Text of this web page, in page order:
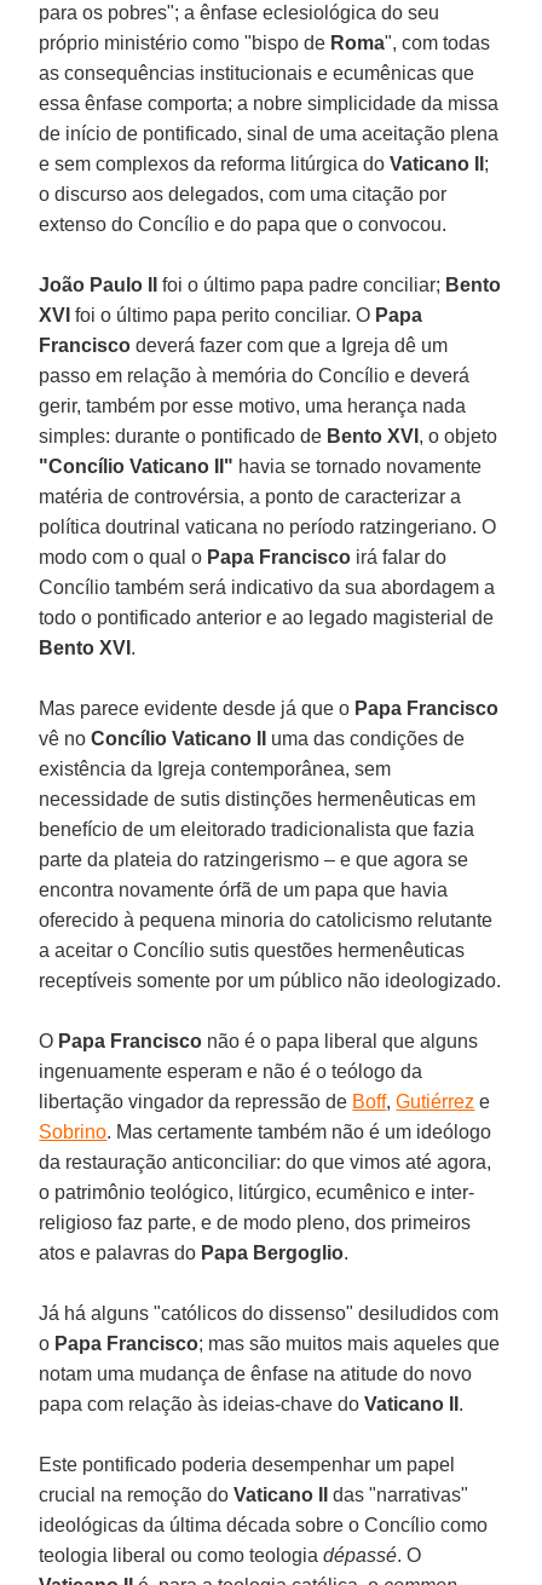
para os pobres"; a ênfase eclesiológica do seu
próprio ministério como "bispo de Roma", com todas
as consequências institucionais e ecumênicas que
essa ênfase comporta; a nobre simplicidade da missa
de início de pontificado, sinal de uma aceitação plena
e sem complexos da reforma litúrgica doVaticano II ;
o discurso aos delegados, com uma citação por
extenso do Concílio e do papa que o convocou.
João Paulo IIfoi o último papa padre conciliar; Bento
XVIfoi o último papa perito conciliar. O Papa
Franciscodeverá fazer com que a Igreja dê um
passo em relação à memória do Concílio e deverá
gerir, também por esse motivo, uma herança nada
simples: durante o pontificado de Bento XVI , o objeto
"Concílio Vaticano II" havia se tornado novamente
matéria de controvérsia, a ponto de caracterizar a
política doutrinal vaticana no período ratzingeriano. O
modo com o qual o Papa Francisco irá falar do
Concílio também será indicativo da sua abordagem a
todo o pontificado anterior e ao legado magisterial de
Bento XVI .
Mas parece evidente desde já que o Papa Francisco
vê noConcílio Vaticano II uma das condições de
existência da Igreja contemporânea, sem
necessidade de sutis distinções hermenêuticas em
benefício de um eleitorado tradicionalista que fazia
parte da plateia do ratzingerismo – e que agora se
encontra novamente órfã de um papa que havia
oferecido à pequena minoria do catolicismo relutante
a aceitar o Concílio sutis questões hermenêuticas
receptíveis somente por um público não ideologizado.
O Papa Francisco não é o papa liberal que alguns
ingenuamente esperam e não é o teólogo da
libertação vingador da repressão de Boff,Gutiérrez e
Sobrino. Mas certamente também não é um ideólogo
da restauração anticonciliar: do que vimos até agora,
o patrimônio teológico, litúrgico, ecumênico e inter-
religioso faz parte, e de modo pleno, dos primeiros
atos e palavras do Papa Bergoglio.
Já há alguns "católicos do dissenso" desiludidos com
o Papa Francisco; mas são muitos mais aqueles que
notam uma mudança de ênfase na atitude do novo
papa com relação às ideias-chave doVaticano II .
Este pontificado poderia desempenhar um papel
crucial na remoção doVaticano IIdas "narrativas"
ideológicas da última década sobre o Concílio como
teologia liberal ou como teologiadépassé. O